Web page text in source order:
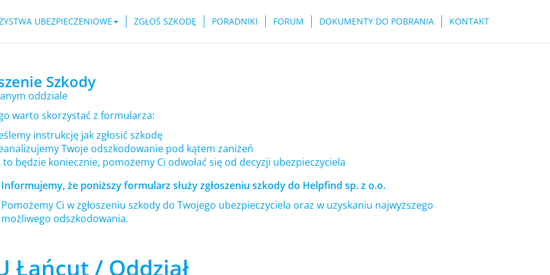
UBEZPIECZENIOWE ZGŁOŚ SZKODĘ PORADNIKI FORUM DOKUMENTY DO POBRANIA KONTAKT
Szkody
oddziale
warto skorzystać z formularza:
instrukcję jak zgłosić szkodę
Twoje odszkodowanie pod kątem zaniżeń
będzie koniecznie, pomożemy Ci odwołać się od decyzji ubezpieczyciela
Informujemy, że poniższy formularz służy zgłoszeniu szkody do Helpfind sp. z o.o.
Pomożemy Ci w zgłoszeniu szkody do Twojego ubezpieczyciela oraz w uzyskaniu najwyższego
możliwego odszkodowania.
Łańcut / Oddział